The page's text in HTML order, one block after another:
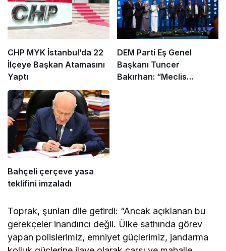
CHP MYK İstanbul’da 22
İlçeye Başkan Atamasını
Yaptı
DEM Parti Eş Genel
Başkanı Tuncer
Bakırhan: “Meclis
Bahçeli çerçeve yasa
teklifini imzaladı
Toprak, şunları dile getirdi: “Ancak açıklanan bu
gerekçeler inandırıcı değil. Ülke sathında görev
yapan polislerimiz, emniyet güçlerimiz, jandarma